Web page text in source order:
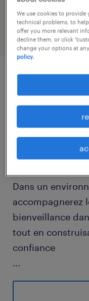
financial services
descriptif du
Comment le rôle
Dans un
accompagnerez
bienveillance
tout en
confiance
...
- Assurer
promouvoir les
We use cookies to
technical problems, to
offer you more relevant
decline them, or click
change your options at
policy.